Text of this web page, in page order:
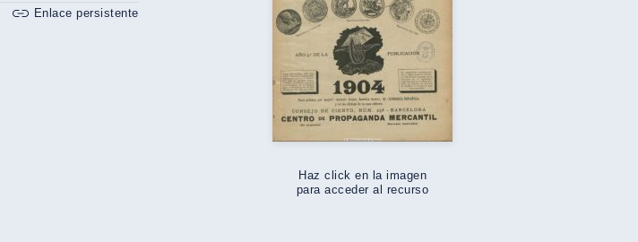
Enlace persistente
Haz click en la imagen
para acceder al recurso